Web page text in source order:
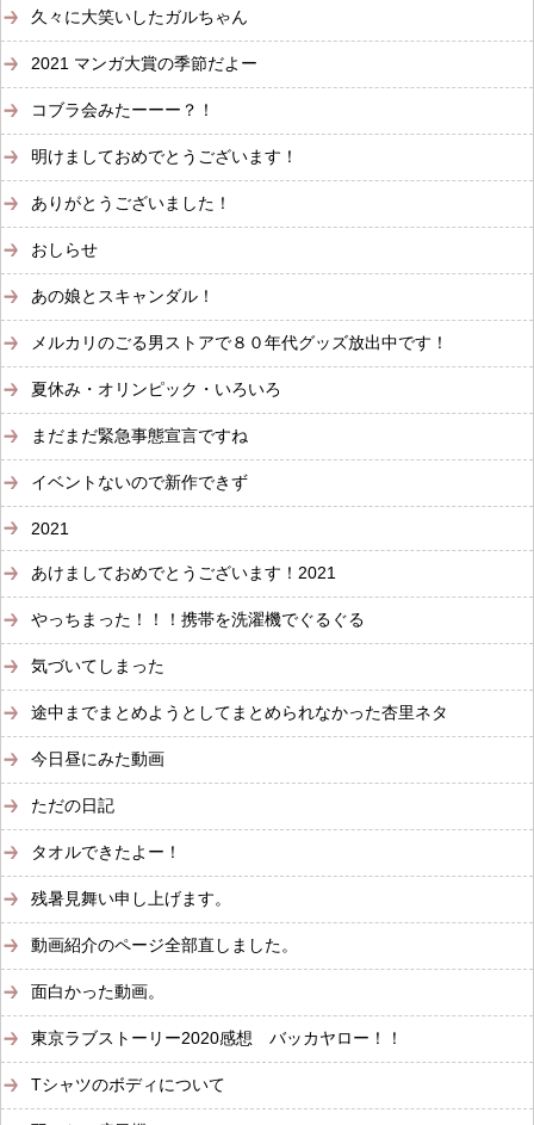
久々に大笑いしたガルちゃん
2021 マンガ大賞の季節だよー
コブラ会みたーーー？！
明けましておめでとうございます！
ありがとうございました！
おしらせ
あの娘とスキャンダル！
メルカリのごる男ストアで８０年代グッズ放出中です！
夏休み・オリンピック・いろいろ
まだまだ緊急事態宣言ですね
イベントないので新作できず
2021
あけましておめでとうございます！2021
やっちまった！！！携帯を洗濯機でぐるぐる
気づいてしまった
途中までまとめようとしてまとめられなかった杏里ネタ
今日昼にみた動画
ただの日記
タオルできたよー！
残暑見舞い申し上げます。
動画紹介のページ全部直しました。
面白かった動画。
東京ラブストーリー2020感想 バッカヤロー！！
Tシャツのボディについて